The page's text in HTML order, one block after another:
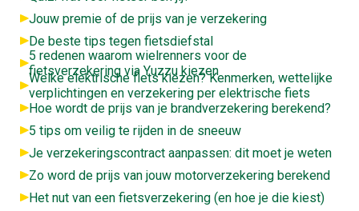
Jouw premie of de prijs van je verzekering
De beste tips tegen fietsdiefstal
5 redenen waarom wielrenners voor de
fietsverzekering via Yuzzu kiezen
Welke elektrische fiets kiezen? Kenmerken, wettelijke
verplichtingen en verzekering per elektrische fiets
Hoe wordt de prijs van je brandverzekering berekend?
5 tips om veilig te rijden in de sneeuw
Je verzekeringscontract aanpassen: dit moet je weten
Zo word de prijs van jouw motorverzekering berekend
Het nut van een fietsverzekering (en hoe je die kiest)